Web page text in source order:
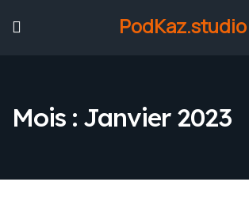
PodKaz.studio
Mois : Janvier 2023